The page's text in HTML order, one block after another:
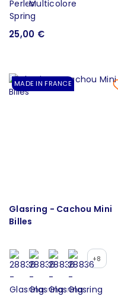
25,00 €
MADE IN FRANCE
Glasring - Cachou Mini
Billes
+8